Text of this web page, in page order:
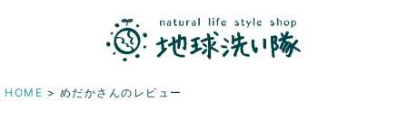
HOME めだかさんのレビュー